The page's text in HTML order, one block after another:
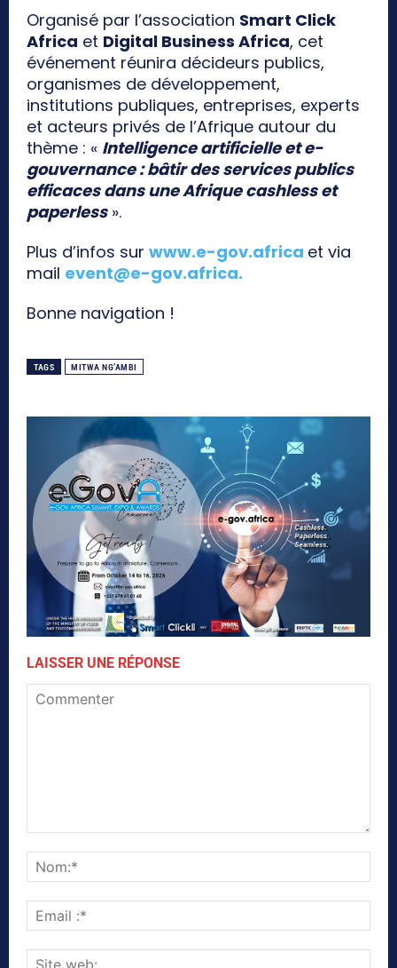
Organisé par l’association Smart Click
Africa et Digital Business Africa, cet
événement réunira décideurs publics,
organismes de développement,
institutions publiques, entreprises, experts
et acteurs privés de l’Afrique autour du
thème : « Intelligence artificielle et e-
gouvernance : bâtir des services publics
efficaces dans une Afrique cashless et
paperless».
Plus d’infos sur www.e-gov.africa et via
mail event@e-gov.africa.
Bonne navigation !
TAGS MITWA NG’AMBI
LAISSER UNE RÉPONSE
:*